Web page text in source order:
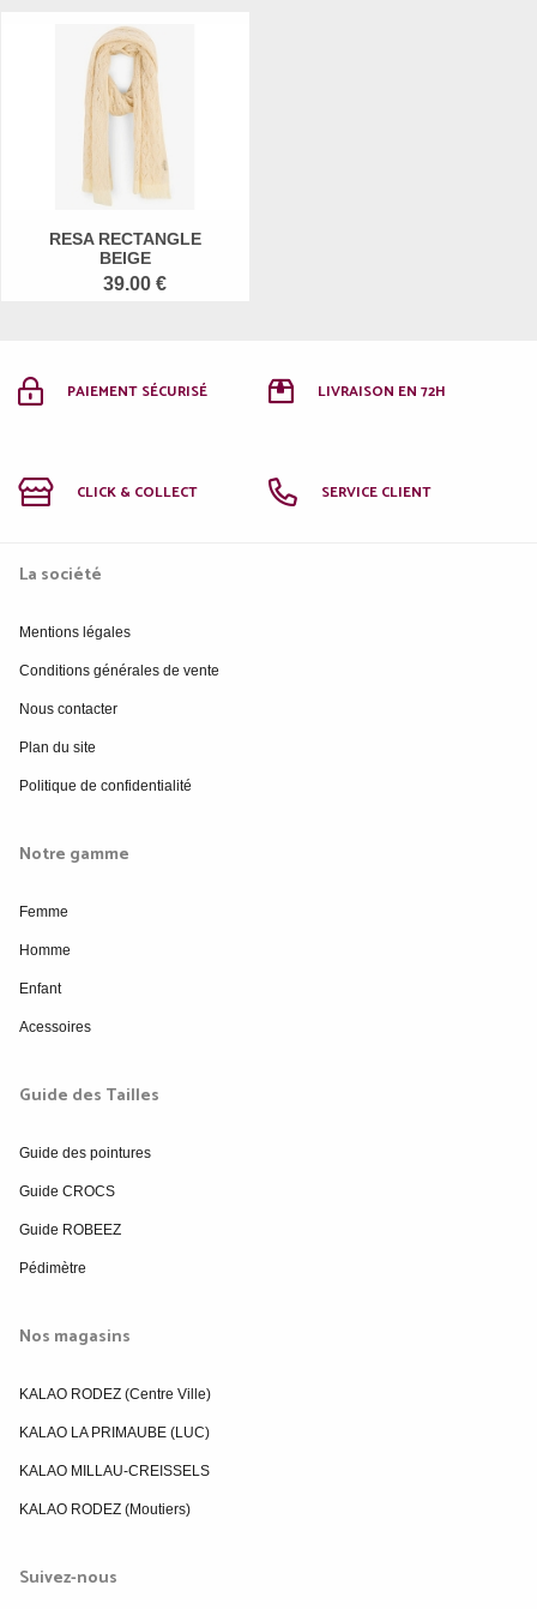
RESA RECTANGLE
BEIGE
39.00 €
PAIEMENT SÉCURISÉ LIVRAISON EN 72H
CLICK & COLLECT SERVICE CLIENT
La société
Mentions légales
Conditions générales de vente
Nous contacter
Plan du site
Politique de confidentialité
Notre gamme
Femme
Homme
Enfant
Acessoires
Guide des Tailles
Guide des pointures
Guide CROCS
Guide ROBEEZ
Pédimètre
Nos magasins
KALAO RODEZ (Centre Ville)
KALAO LA PRIMAUBE (LUC)
KALAO MILLAU-CREISSELS
KALAO RODEZ (Moutiers)
Suivez-nous